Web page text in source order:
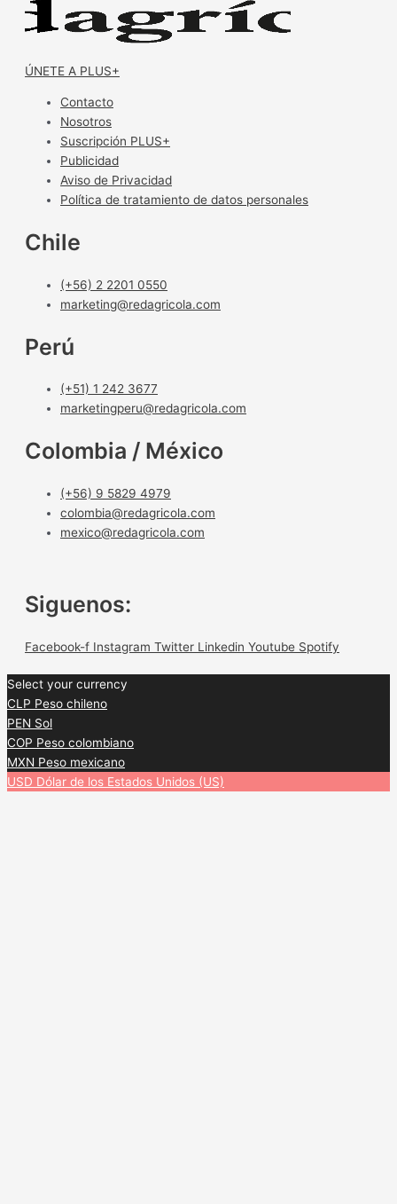
ÚNETE A PLUS+
Contacto
Nosotros
Suscripción PLUS+
Publicidad
Aviso de Privacidad
Política de tratamiento de datos personales
Chile
(+56) 2 2201 0550
marketing@redagricola.com
Perú
(+51) 1 242 3677
marketingperu@redagricola.com
Colombia / México
(+56) 9 5829 4979
colombia@redagricola.com
mexico@redagricola.com
Siguenos:
Facebook-f Instagram Twitter Linkedin Youtube Spotify
Select your currency
CLP Peso chileno
PEN Sol
COP Peso colombiano
MXN Peso mexicano
USD Dólar de los Estados Unidos (US)